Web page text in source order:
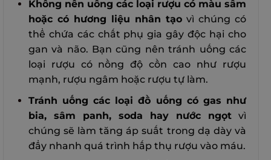
Không nên uống các loại rượu có màu sẫm
hoặc có hương liệu nhân tạovì chúng có
thể chứa các chất phụ gia gây độc hại cho
gan và não. Bạn cũng nên tránh uống các
loại rượu có nồng độ cồn cao như rượu
mạnh, rượu ngâm hoặc rượu tự làm.
Tránh uống các loại đồ uống có gas như
bia, sâm panh, soda hay nước ngọtvì
chúng sẽ làm tăng áp suất trong dạ dày và
đẩy nhanh quá trình hấp thụ rượu vào máu.